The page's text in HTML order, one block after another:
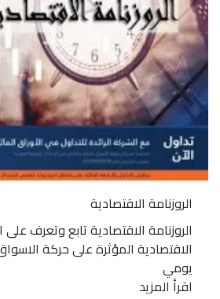
الروزنامة الاقتصادية
الروزنامة الاقتصادية تابع وتعرف على
الاقتصادية المؤثرة على حركة
يومي
اقرأ المزيد